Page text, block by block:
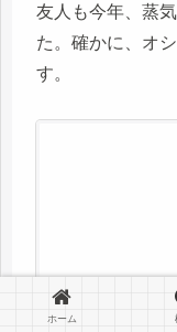
友人も今年、蒸
た。確かに、オ
す。
amzn.to
ホーム